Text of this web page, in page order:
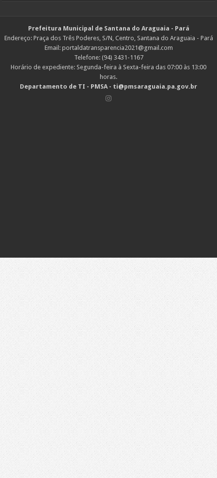
Prefeitura Municipal de Santana do Araguaia - Pará
Endereço: Praça dos Três Poderes, S/N, Centro, Santana do Araguaia - Pará
Email: portaldatransparencia2021@gmail.com
Telefone: (94) 3431-1167
Horário de expediente: Segunda-feira à Sexta-feira das 07:00 às 13:00
horas.
Departamento de TI - PMSA - ti@pmsaraguaia.pa.gov.br